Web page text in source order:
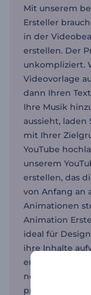
Mit unserem
Ersteller
in der
erstellen. Der
unkompliziert.
Videovorlage
dann Ihren
Ihre Musik
aussieht, laden
mit Ihrer
YouTube
unserem
erstellen, das
von Anfang an
Animationen
Animation
ideal für
ihre Inhalte
erreichen
neue
präsentieren,